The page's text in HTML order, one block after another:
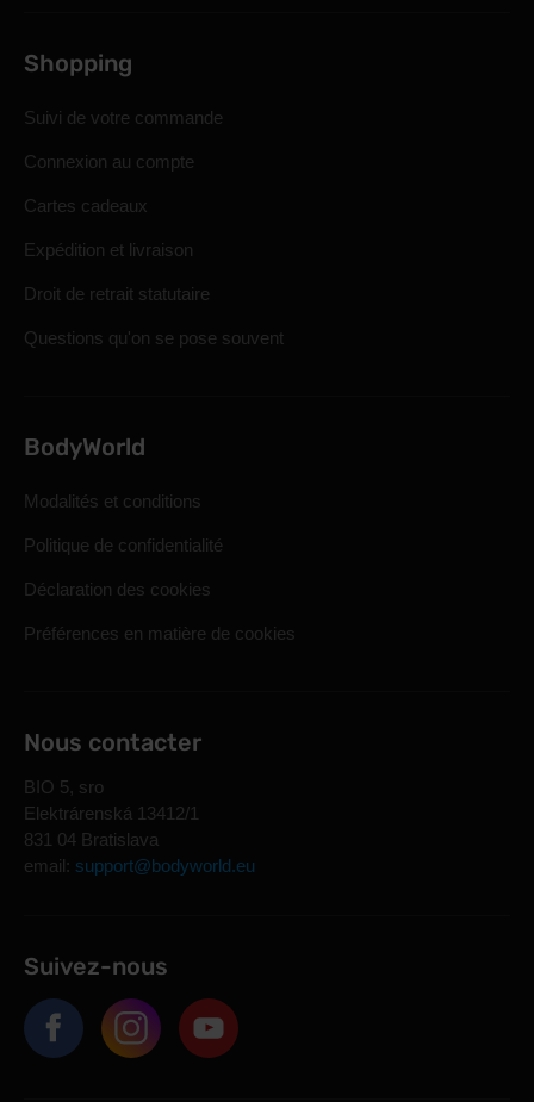
Shopping
Suivi de votre commande
Connexion au compte
Cartes cadeaux
Expédition et livraison
Droit de retrait statutaire
Questions qu'on se pose souvent
BodyWorld
Modalités et conditions
Politique de confidentialité
Déclaration des cookies
Préférences en matière de cookies
Nous contacter
BIO 5, sro
Elektrárenská 13412/1
831 04 Bratislava
email: support@bodyworld.eu
Suivez-nous